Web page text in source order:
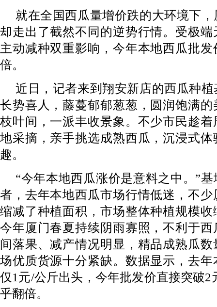
就在全国西瓜量增价跌的大环境下
却走出了截然不同的逆势行情。受极
主动减种双重影响，今年本地西瓜批
倍。
近日，记者来到翔安新店的西瓜种
长势喜人，藤蔓郁郁葱葱，圆润饱满
枝叶间，一派丰收景象。不少市民趁
地采摘，亲手挑选成熟西瓜，沉浸式
趣。
“今年本地西瓜涨价是意料之中。”
者，去年本地西瓜市场行情低迷，不
缩减了种植面积，市场整体种植规模
今年厦门春夏持续阴雨寡照，不利于
间落果、减产情况明显，精品成熟瓜
场优质货源十分紧缺。数据显示，去
仅1元/公斤出头，今年批发价直接突破2
乎翻倍。